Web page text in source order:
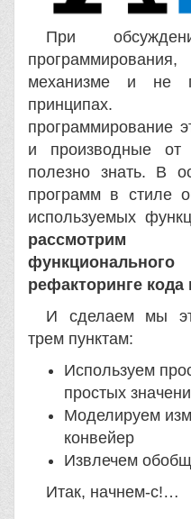
При
механизме и не
принципах.
программирование
и производные
полезно знать. В
программ в стиле
используемых
рефакторинге
И сделаем мы
трем пунктам:
Используем
простых
Моделируем
конвейер
Извлечем
Итак, начнем-с!…